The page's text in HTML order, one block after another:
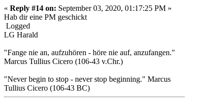
« Reply #14 on: September 03, 2020, 01:17:25 PM »
Hab dir eine PM geschickt
Logged
LG Harald
"Fange nie an, aufzuhören - höre nie auf, anzufangen."
Marcus Tullius Cicero (106-43 v.Chr.)
"Never begin to stop - never stop beginning." Marcus
Tullius Cicero (106-43 BC)